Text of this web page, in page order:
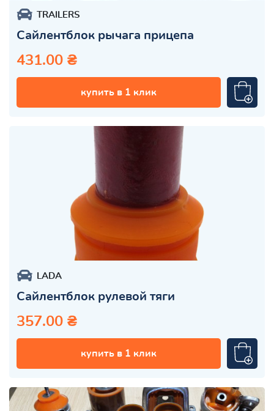
TRAILERS
Сайлентблок рычага прицепа
431.00 ₴
купить в 1 клик
LADA
Сайлентблок рулевой тяги
357.00 ₴
купить в 1 клик